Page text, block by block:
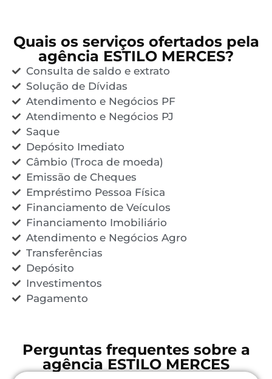
Quais os serviços ofertados pela
agência ESTILO MERCES?
Consulta de saldo e extrato
Solução de Dívidas
Atendimento e Negócios PF
Atendimento e Negócios PJ
Saque
Depósito Imediato
Câmbio (Troca de moeda)
Emissão de Cheques
Empréstimo Pessoa Física
Financiamento de Veículos
Financiamento Imobiliário
Atendimento e Negócios Agro
Transferências
Depósito
Investimentos
Pagamento
Perguntas frequentes sobre a
agência ESTILO MERCES